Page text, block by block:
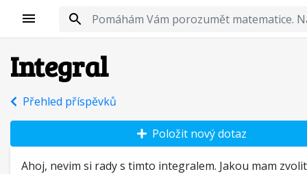
Integral
Přehled příspěvků
Ahoj, nevim si rady s timto integralem. Jakou mam
Položit nový dotaz